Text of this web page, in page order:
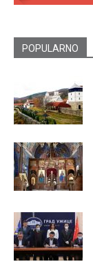
POPULARNO